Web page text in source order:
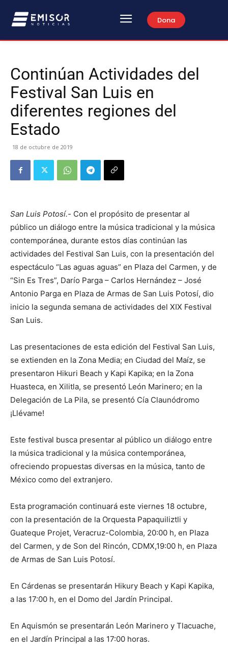
Dona
Continúan Actividades del
Festival San Luis en
diferentes regiones del
Estado
18 de octubre de 2019
San Luis Potosí.- Con el propósito de presentar al
público un diálogo entre la música tradicional y la música
contemporánea, durante estos días continúan las
actividades del Festival San Luis, con la presentación del
espectáculo “Las aguas aguas” en Plaza del Carmen, y de
“Sin Es Tres”, Darío Parga – Carlos Hernández – José
Antonio Parga en Plaza de Armas de San Luis Potosí, dio
inicio la segunda semana de actividades del XIX Festival
San Luis.
Las presentaciones de esta edición del Festival San Luis,
se extienden en la Zona Media; en Ciudad del Maíz, se
presentaron Hikuri Beach y Kapi Kapika; en la Zona
Huasteca, en Xilitla, se presentó León Marinero; en la
Delegación de La Pila, se presentó Cía Claunódromo
¡Llévame!
Este festival busca presentar al público un diálogo entre
la música tradicional y la música contemporánea,
ofreciendo propuestas diversas en la música, tanto de
México como del extranjero.
Esta programación continuará este viernes 18 octubre,
con la presentación de la Orquesta Papaquiliztli y
Guateque Projet, Veracruz-Colombia, 20:00 h, en Plaza
del Carmen, y de Son del Rincón, CDMX,19:00 h, en Plaza
de Armas de San Luis Potosí.
En Cárdenas se presentarán Hikury Beach y Kapi Kapika,
a las 17:00 h, en el Domo del Jardín Principal.
En Aquismón se presentarán León Marinero y Tlacuache,
en el Jardín Principal a las 17:00 horas.